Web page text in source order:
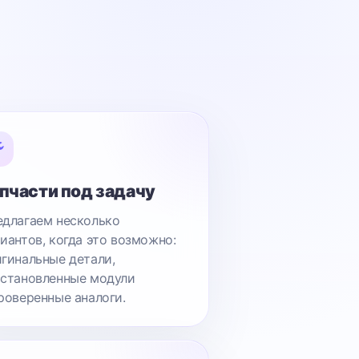
под задачу
несколько
когда это возможно:
детали,
модули
аналоги.